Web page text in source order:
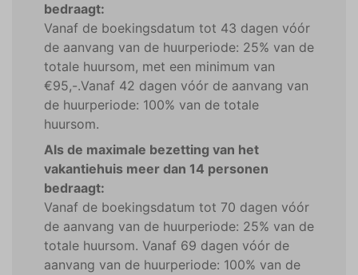
bedraagt:
Vanaf de boekingsdatum tot 43 dagen vóór
de aanvang van de huurperiode: 25% van de
totale huursom, met een minimum van
€95,-.Vanaf 42 dagen vóór de aanvang van
de huurperiode: 100% van de totale
huursom.
Als de maximale bezetting van het
vakantiehuis meer dan 14 personen
bedraagt:
Vanaf de boekingsdatum tot 70 dagen vóór
de aanvang van de huurperiode: 25% van de
totale huursom. Vanaf 69 dagen vóór de
aanvang van de huurperiode: 100% van de